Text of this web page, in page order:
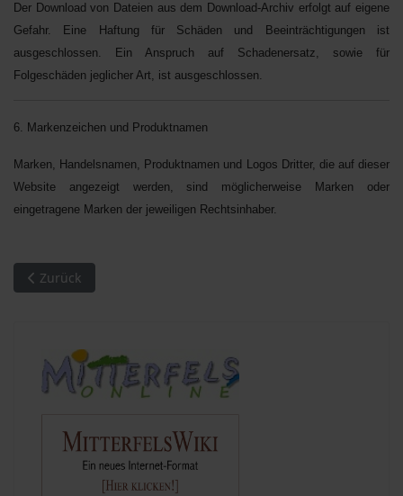
Der Download von Dateien aus dem Download-Archiv erfolgt auf eigene
Gefahr. Eine Haftung für Schäden und Beeinträchtigungen ist
ausgeschlossen. Ein Anspruch auf Schadenersatz, sowie für
Folgeschäden jeglicher Art, ist ausgeschlossen.
6. Markenzeichen und Produktnamen
Marken, Handelsnamen, Produktnamen und Logos Dritter, die auf dieser
Website angezeigt werden, sind möglicherweise Marken oder
eingetragene Marken der jeweiligen Rechtsinhaber.
Vorheriger Beitrag: Ergebnis der Bundestagswahl 2017 in
Zurück